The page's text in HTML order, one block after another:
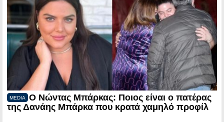
MEDIA
Ο Νώντας Μπάρκας: Ποιος είναι ο πατέρας
της Δανάης Μπάρκα που κρατά χαμηλό προφίλ